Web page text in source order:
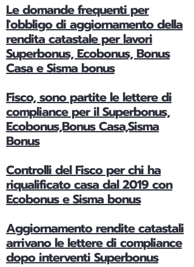
Le domande frequenti per
l'obbligo di aggiornamento della
rendita catastale per lavori
Superbonus, Ecobonus, Bonus
Casa e Sisma bonus
Fisco, sono partite le lettere di
compliance per il Superbonus,
Ecobonus,Bonus Casa,Sisma
Bonus
Controlli del Fisco per chi ha
riqualificato casa dal 2019 con
Ecobonus e Sisma bonus
Aggiornamento rendite catastali
arrivano le lettere di compliance
dopo interventi Superbonus